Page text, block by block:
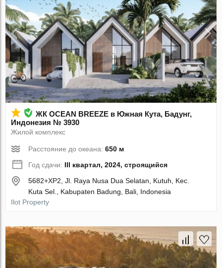
ЖК OCEAN BREEZE в Южная Кута, Бадунг,
Индонезия № 3930
Жилой комплекс
Расстояние до океана:650 м
Год сдачи: III квартал, 2024, строящийся
5682+XP2, Jl. Raya Nusa Dua Selatan, Kutuh, Kec.
Kuta Sel., Kabupaten Badung, Bali, Indonesia
Ilot Property